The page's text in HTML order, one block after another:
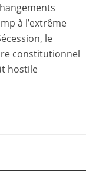
à l’extrême
le
constitutionnel
hostile